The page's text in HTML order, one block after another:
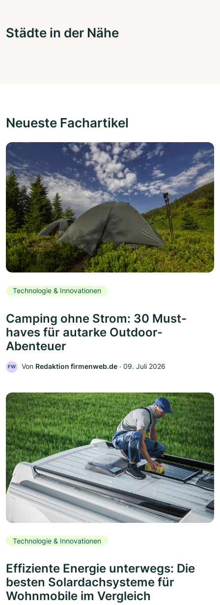
Städte in der Nähe
Neueste Fachartikel
Technologie & Innovationen
Camping ohne Strom: 30 Must-
haves für autarke Outdoor-
Abenteuer
FW Von Redaktion firmenweb.de ‧ 09. Juli 2026
Technologie & Innovationen
Effiziente Energie unterwegs: Die
besten Solardachsysteme für
Wohnmobile im Vergleich